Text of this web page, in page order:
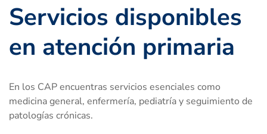
Servicios disponibles
en atención primaria
En los CAP encuentras servicios esenciales como
medicina general, enfermería, pediatría y seguimiento de
patologías crónicas.